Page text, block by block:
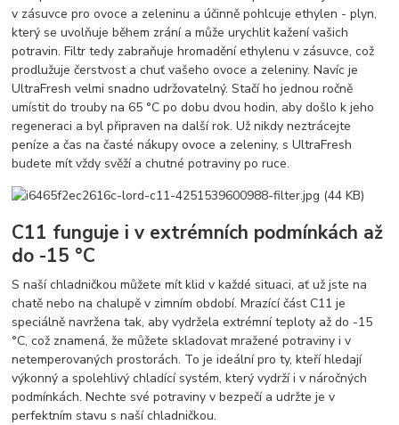
v zásuvce pro ovoce a zeleninu a účinně pohlcuje ethylen - plyn,
který se uvolňuje během zrání a může urychlit kažení vašich
potravin. Filtr tedy zabraňuje hromadění ethylenu v zásuvce, což
prodlužuje čerstvost a chuť vašeho ovoce a zeleniny. Navíc je
UltraFresh velmi snadno udržovatelný. Stačí ho jednou ročně
umístit do trouby na 65 °C po dobu dvou hodin, aby došlo k jeho
regeneraci a byl připraven na další rok. Už nikdy neztrácejte
peníze a čas na časté nákupy ovoce a zeleniny, s UltraFresh
budete mít vždy svěží a chutné potraviny po ruce.
C11 funguje i v extrémních podmínkách až
do -15 °C
S naší chladničkou můžete mít klid v každé situaci, ať už jste na
chatě nebo na chalupě v zimním období. Mrazící část C11 je
speciálně navržena tak, aby vydržela extrémní teploty až do -15
°C, což znamená, že můžete skladovat mražené potraviny i v
netemperovaných prostorách. To je ideální pro ty, kteří hledají
výkonný a spolehlivý chladící systém, který vydrží i v náročných
podmínkách. Nechte své potraviny v bezpečí a udržte je v
perfektním stavu s naší chladničkou.